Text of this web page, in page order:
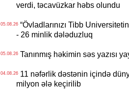
verdi, təcavüzkar həbs olundu
05.08.26“Övladlarınızı Tibb
- 26 minlik dələduzluq
05.08.26Tanınmış həkimin səs yazısı
04.08.2611 nəfərlik dəstənin içində
milyon ələ keçirilib